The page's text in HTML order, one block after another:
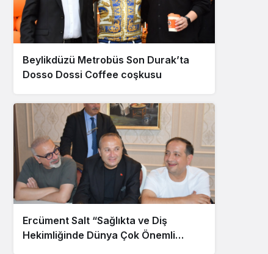
Beylikdüzü Metrobüs Son Durak’ta
Dosso Dossi Coffee coşkusu
Ercüment Salt “Sağlıkta ve Diş
Hekimliğinde Dünya Çok Önemli